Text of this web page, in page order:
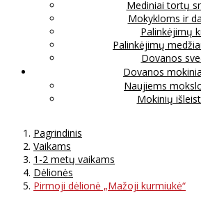
Mediniai tortų
Mokykloms ir
Palinkėjimų
Palinkėjimų
Dovanos
Dovanos
Naujiems
Mokinių
Pagrindinis
Vaikams
1-2 metų vaikams
Dėlionės
Pirmoji dėlionė „Mažoji kurmiukė“